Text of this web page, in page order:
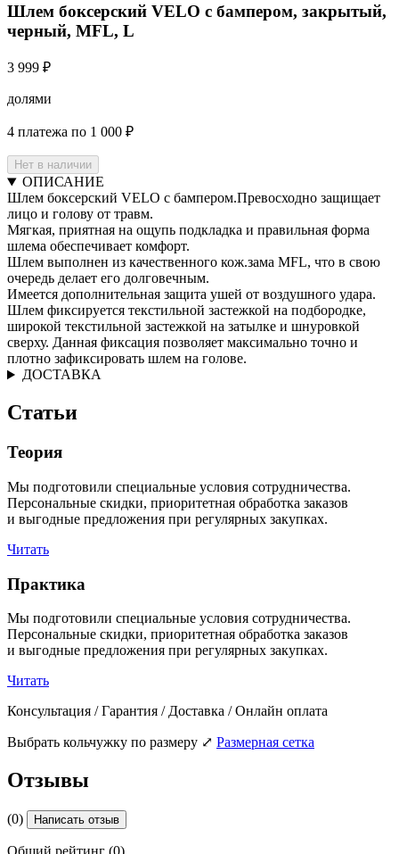
Шлем боксерский VELO с бампером, закрытый,
черный, MFL, L
3 999 ₽
долями
4 платежа по 1 000 ₽
Нет в наличии
ОПИСАНИЕ
Шлем боксерский VELO с бампером.Превосходно защищает
лицо и голову от травм.
Мягкая, приятная на ощупь подкладка и правильная форма
шлема обеспечивает комфорт.
Шлем выполнен из качественного кож.зама MFL, что в свою
очередь делает его долговечным.
Имеется дополнительная защита ушей от воздушного удара.
Шлем фиксируется текстильной застежкой на подбородке,
широкой текстильной застежкой на затылке и шнуровкой
сверху. Данная фиксация позволяет максимально точно и
плотно зафиксировать шлем на голове.
ДОСТАВКА
Статьи
Теория
Мы подготовили специальные условия сотрудничества.
Персональные скидки, приоритетная обработка заказов
и выгодные предложения при регулярных закупках.
Читать
Практика
Мы подготовили специальные условия сотрудничества.
Персональные скидки, приоритетная обработка заказов
и выгодные предложения при регулярных закупках.
Читать
Консультация / Гарантия / Доставка / Онлайн оплата
Выбрать кольчужку по размеру ⤢ Размерная сетка
Отзывы
(0) Написать отзыв
Общий рейтинг (0)